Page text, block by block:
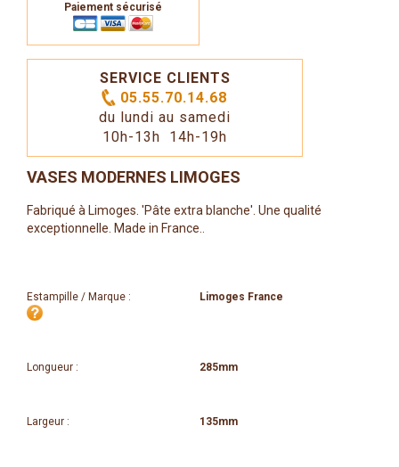
Paiement sécurisé
SERVICE CLIENTS
05.55.70.14.68
du lundi au samedi
10h-13h 14h-19h
VASES MODERNES LIMOGES
Fabriqué à Limoges. 'Pâte extra blanche'. Une qualité
exceptionnelle. Made in France..
Estampille / Marque : Limoges France
Longueur : 285mm
Largeur : 135mm